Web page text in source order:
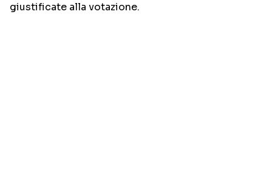
giustificate alla votazione.